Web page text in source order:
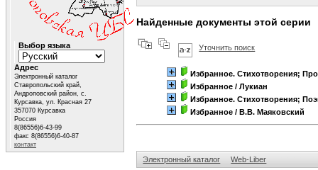
Найденные документы этой серии
Уточнить поиск
Избранное. Стихотворения;
Избранное / Лукиан
Избранное. Стихотворения;
Избранное / В.В. Маяковский
Электронный каталог Web-Liber
Выбор языка
Адрес
Электронный каталог
Ставропольский край,
Андроповский район, с.
Курсавка, ул. Красная 27
357070 Курсавка
Россия
8(86556)6-43-99
факс 8(86556)6-40-87
контакт